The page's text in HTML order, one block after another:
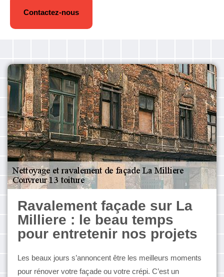
Contactez-nous
Ravalement façade sur La
Milliere : le beau temps
pour entretenir nos projets
Les beaux jours s’annoncent être les meilleurs moments
pour rénover votre façade ou votre crépi. C’est un